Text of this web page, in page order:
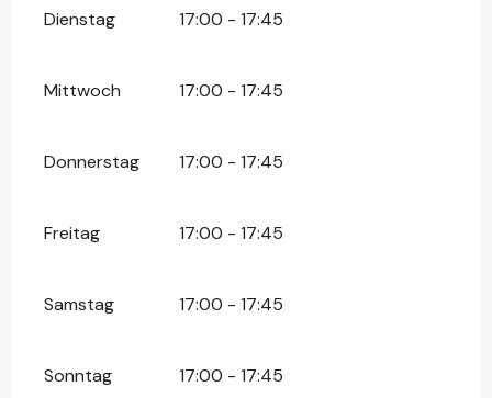
Dienstag 17:00 - 17:45
Mittwoch 17:00 - 17:45
Donnerstag 17:00 - 17:45
Freitag 17:00 - 17:45
Samstag 17:00 - 17:45
Sonntag 17:00 - 17:45